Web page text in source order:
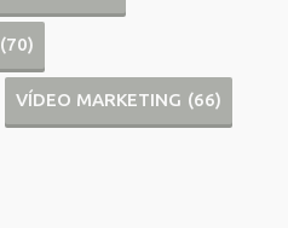
(70)
VÍDEO MARKETING (66)